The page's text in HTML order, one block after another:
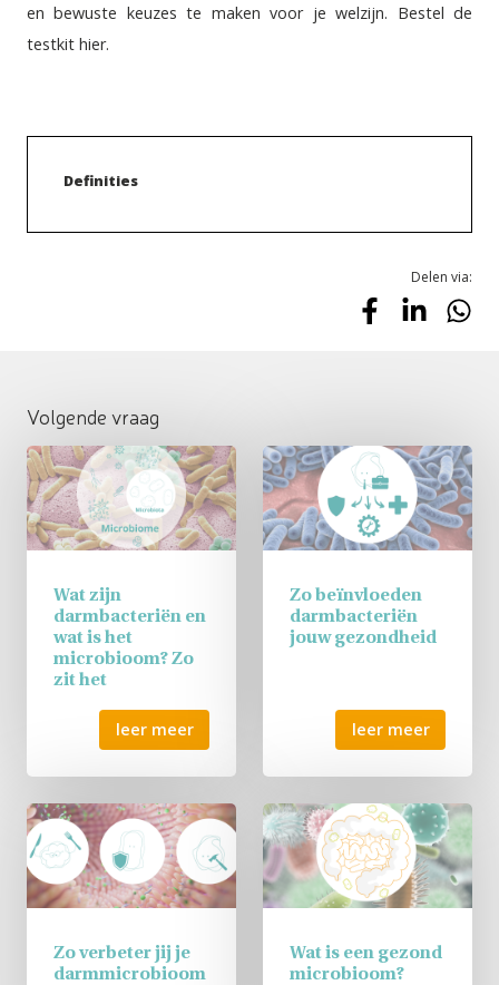
en bewuste keuzes te maken voor je welzijn. Bestel de
testkit hier.
Definities
Delen via:
Volgende vraag
Wat zijn
darmbacteriën en
wat is het
microbioom? Zo
zit het
leer meer
Zo beïnvloeden
darmbacteriën
jouw gezondheid
leer meer
Zo verbeter jij je
darmmicrobioom
Wat is een gezond
microbioom?